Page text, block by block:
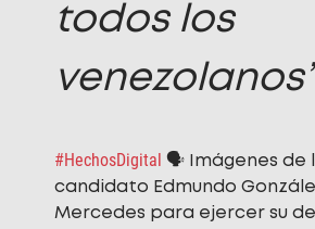
todos los
#HechosDigital 🗣️ Imágenes de
candidato Edmundo
Mercedes para ejercer su